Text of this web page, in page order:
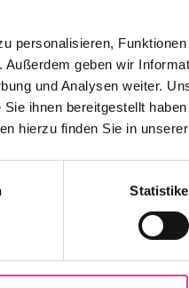
personalisieren,
geben wir
und Analysen weiter.
ihnen bereitgestellt
hierzu finden Sie in unserer